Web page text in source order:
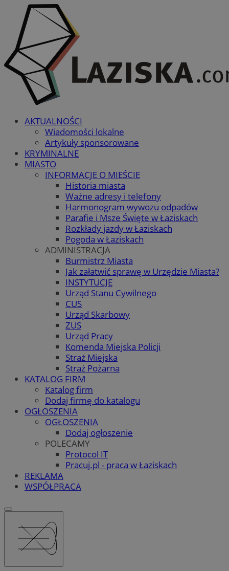
AKTUALNOŚCI
Wiadomości lokalne
Artykuły sponsorowane
KRYMINALNE
MIASTO
INFORMACJE O MIEŚCIE
Historia miasta
Ważne adresy i telefony
Harmonogram wywozu odpadów
Parafie i Msze Święte w Łaziskach
Rozkłady jazdy w Łaziskach
Pogoda w Łaziskach
ADMINISTRACJA
Burmistrz Miasta
Jak załatwić sprawę w Urzędzie Miasta?
INSTYTUCJE
Urząd Stanu Cywilnego
CUS
Urząd Skarbowy
ZUS
Urząd Pracy
Komenda Miejska Policji
Straż Miejska
Straż Pożarna
KATALOG FIRM
Katalog firm
Dodaj firmę do katalogu
OGŁOSZENIA
OGŁOSZENIA
Dodaj ogłoszenie
POLECAMY
Protocol IT
Pracuj.pl - praca w Łaziskach
REKLAMA
WSPÓŁPRACA